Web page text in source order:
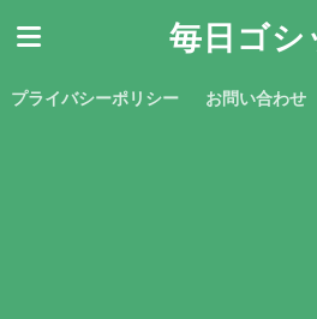
毎日ゴシ
プライバシーポリシー お問い合わせ